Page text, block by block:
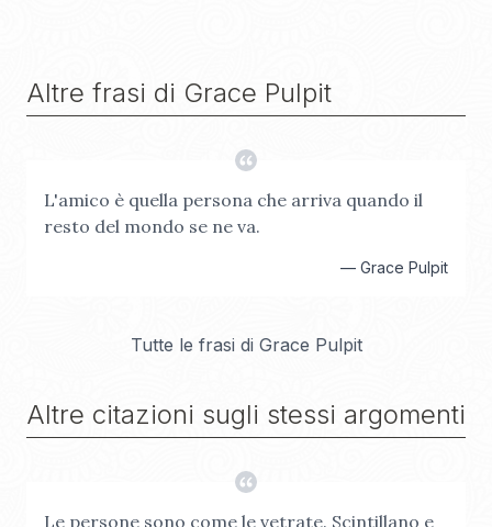
Altre frasi di Grace Pulpit
L'amico è quella persona che arriva quando il
resto del mondo se ne va.
— Grace Pulpit
Tutte le frasi di Grace Pulpit
Altre citazioni sugli stessi argomenti
Le persone sono come le vetrate. Scintillano e